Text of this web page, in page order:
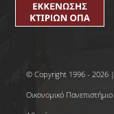
© Copyright 1996 - 2026 |
Οικονομικό Πανεπιστήμιο